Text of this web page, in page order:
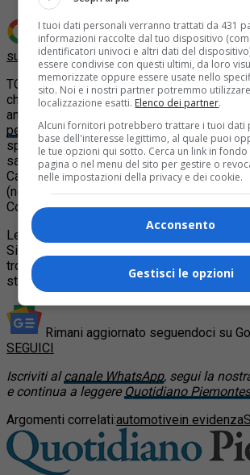
Aggiungi Quotidiano Piemontese
su Google
TORINO – La gara di sport dei dipendenti
chiamata “Trofeo Agnelli”, quest’anno si
annunciato la multinazionale dell’auto (che
per licenziarepiù di 600 lavoratori) in un
specificato anche le discipline in gara:
salto in alto, salto in lungo, getto del peso,
Calcio a 5, Tennis, Basket 3 vs 3, Sand
(nell’ambito WePadel – CEDAS), Ciclismo
Corsa (WeRun – CEDAS).
Le competizioni si svolgeranno
Sisport di Torino e Settimo Torinese, cioè
trofeo organizzato per la prima volta nel
stato rinnovato anche il logo della
Rimani aggiornato seguendoci su
SEGUICI
Iscriviti alcanale WhatsApp, segui la
e continua a leggere Quotidiano
Argomenti correlati:automotivein evidenza
I tuoi dati personali verranno trattati da 431
informazioni raccolte dal tuo dispositivo
identificatori univoci e altri dati del
essere condivise con questi ultimi, da loro
memorizzate oppure essere usate nello
sito. Noi e i nostri partner potremmo
localizzazione esatti. Elenco dei partner.
Alcuni fornitori potrebbero trattare i tuoi dati
base dell'interesse legittimo, al quale puoi
le tue opzioni qui sotto. Cerca un link in fondo
pagina o nel menu del sito per gestire o
nelle impostazioni della privacy e dei cookie.
Acconsento
Gestisci le opzioni